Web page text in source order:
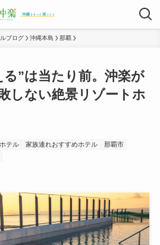
ブログ 沖縄本島 那覇
”は当たり前。沖楽が
しない絶景リゾートホ
テル 家族連れおすすめホテル
那覇市